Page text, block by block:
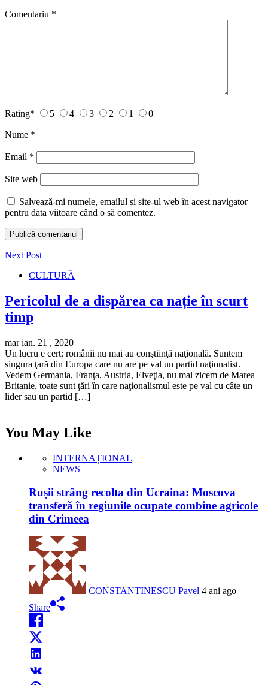
Comentariu *
Rating* 5 4 3 2 1 0
Nume *
Email *
Site web
Salvează-mi numele, emailul și site-ul web în acest navigator
pentru data viitoare când o să comentez.
Next Post
CULTURĂ
Pericolul de a dispărea ca nație în scurt
timp
mar ian. 21 , 2020
Un lucru e cert: românii nu mai au conştiinţă naţională. Suntem
singura ţară din Europa care nu are pe val un partid naţionalist.
Vedem Germania, Franţa, Austria, Elveţia, nu mai zicem de Marea
Britanie, toate sunt ţări în care naţionalismul este pe val cu câte un
lider sau un partid […]
You May Like
INTERNAȚIONAL
NEWS
Rușii strâng recolta din Ucraina: Moscova
transferă în regiunile ocupate combine agricole
din Crimeea
CONSTANTINESCU Pavel 4 ani ago
Share